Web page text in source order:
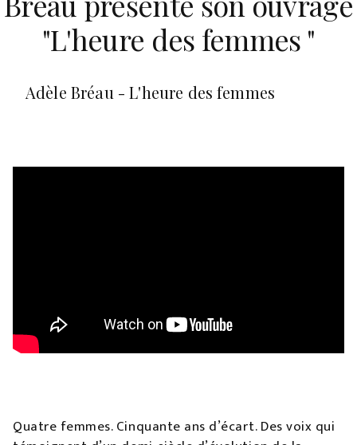
"L'heure des femmes "
Adèle Bréau - L'heure des femmes
Quatre femmes. Cinquante ans d’écart. Des voix qui